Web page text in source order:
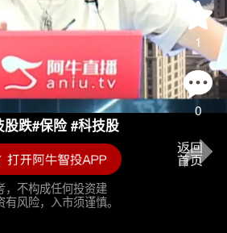
1
0
跌#保险 #科技股
，不构成任何投资建
风险，入市须谨慎。